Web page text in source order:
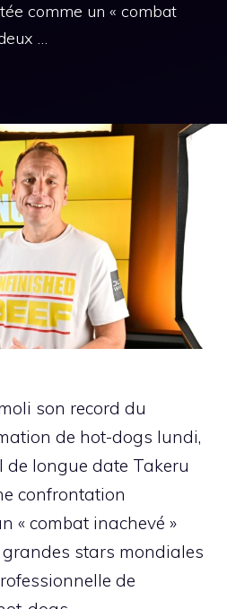
comme un « combat
…
son record du
de hot-dogs lundi,
longue date Takeru
confrontation
« combat inachevé »
stars mondiales
de